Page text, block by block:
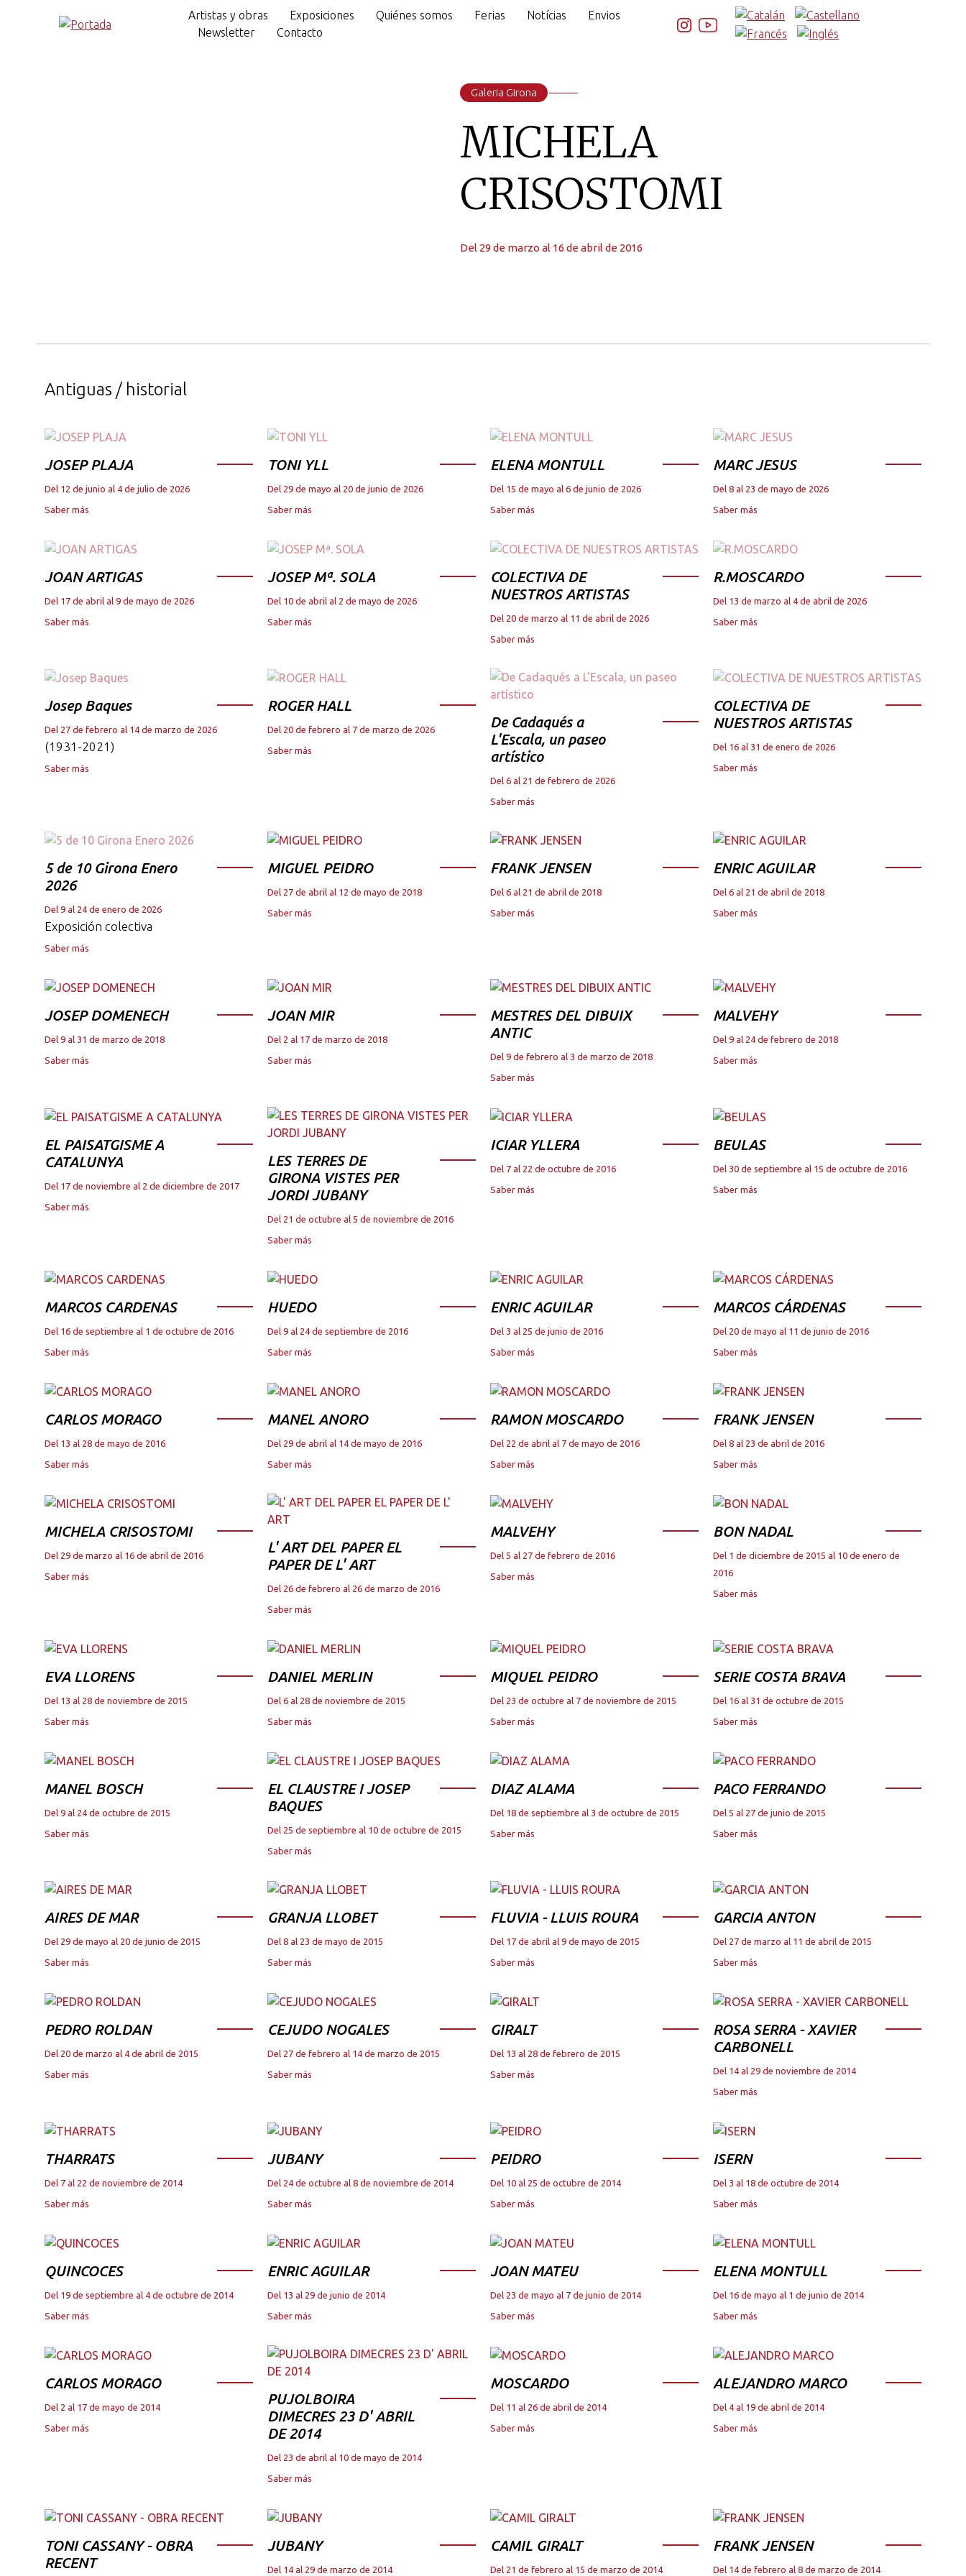
Artistas y obras Exposiciones Quiénes somos Ferias Notícias
Envios
Newsletter
Contacto
Galeria Girona
MICHELA
CRISOSTOMI
Del 29 de marzo al 16 de abril de 2016
Antiguas / historial
JOSEP PLAJA
Del 12 de junio al 4 de julio de 2026
Saber más
TONI YLL
Del 29 de mayo al 20 de junio de 2026
Saber más
ELENA MONTULL
Del 15 de mayo al 6 de junio de 2026
Saber más
MARC JESUS
Del 8 al 23 de mayo de 2026
Saber más
JOAN ARTIGAS
Del 17 de abril al 9 de mayo de 2026
Saber más
JOSEP Mª. SOLA
Del 10 de abril al 2 de mayo de 2026
Saber más
COLECTIVA DE
NUESTROS ARTISTAS
Del 20 de marzo al 11 de abril de 2026
Saber más
R.MOSCARDO
Del 13 de marzo al 4 de abril de 2026
Saber más
Josep Baques
Del 27 de febrero al 14 de marzo de 2026
(1931-2021)
Saber más
ROGER HALL
Del 20 de febrero al 7 de marzo de 2026
Saber más
De Cadaqués a
L'Escala, un paseo
artístico
Del 6 al 21 de febrero de 2026
Saber más
COLECTIVA DE
NUESTROS ARTISTAS
Del 16 al 31 de enero de 2026
Saber más
5 de 10 Girona Enero
2026
Del 9 al 24 de enero de 2026
Exposición colectiva
Saber más
MIGUEL PEIDRO
Del 27 de abril al 12 de mayo de 2018
Saber más
FRANK JENSEN
Del 6 al 21 de abril de 2018
Saber más
ENRIC AGUILAR
Del 6 al 21 de abril de 2018
Saber más
JOSEP DOMENECH
Del 9 al 31 de marzo de 2018
Saber más
JOAN MIR
Del 2 al 17 de marzo de 2018
Saber más
MESTRES DEL DIBUIX
ANTIC
Del 9 de febrero al 3 de marzo de 2018
Saber más
MALVEHY
Del 9 al 24 de febrero de 2018
Saber más
EL PAISATGISME A
CATALUNYA
Del 17 de noviembre al 2 de diciembre de 2017
Saber más
LES TERRES DE
GIRONA VISTES PER
JORDI JUBANY
Del 21 de octubre al 5 de noviembre de 2016
Saber más
ICIAR YLLERA
Del 7 al 22 de octubre de 2016
Saber más
BEULAS
Del 30 de septiembre al 15 de octubre de 2016
Saber más
MARCOS CARDENAS
Del 16 de septiembre al 1 de octubre de 2016
Saber más
HUEDO
Del 9 al 24 de septiembre de 2016
Saber más
ENRIC AGUILAR
Del 3 al 25 de junio de 2016
Saber más
MARCOS CÁRDENAS
Del 20 de mayo al 11 de junio de 2016
Saber más
CARLOS MORAGO
Del 13 al 28 de mayo de 2016
Saber más
MANEL ANORO
Del 29 de abril al 14 de mayo de 2016
Saber más
RAMON MOSCARDO
Del 22 de abril al 7 de mayo de 2016
Saber más
FRANK JENSEN
Del 8 al 23 de abril de 2016
Saber más
MICHELA CRISOSTOMI
Del 29 de marzo al 16 de abril de 2016
Saber más
L' ART DEL PAPER EL
PAPER DE L' ART
Del 26 de febrero al 26 de marzo de 2016
Saber más
MALVEHY
Del 5 al 27 de febrero de 2016
Saber más
BON NADAL
Del 1 de diciembre de 2015 al 10 de enero de
2016
Saber más
EVA LLORENS
Del 13 al 28 de noviembre de 2015
Saber más
DANIEL MERLIN
Del 6 al 28 de noviembre de 2015
Saber más
MIQUEL PEIDRO
Del 23 de octubre al 7 de noviembre de 2015
Saber más
SERIE COSTA BRAVA
Del 16 al 31 de octubre de 2015
Saber más
MANEL BOSCH
Del 9 al 24 de octubre de 2015
Saber más
EL CLAUSTRE I JOSEP
BAQUES
Del 25 de septiembre al 10 de octubre de 2015
Saber más
DIAZ ALAMA
Del 18 de septiembre al 3 de octubre de 2015
Saber más
PACO FERRANDO
Del 5 al 27 de junio de 2015
Saber más
AIRES DE MAR
Del 29 de mayo al 20 de junio de 2015
Saber más
GRANJA LLOBET
Del 8 al 23 de mayo de 2015
Saber más
FLUVIA - LLUIS ROURA
Del 17 de abril al 9 de mayo de 2015
Saber más
GARCIA ANTON
Del 27 de marzo al 11 de abril de 2015
Saber más
PEDRO ROLDAN
Del 20 de marzo al 4 de abril de 2015
Saber más
CEJUDO NOGALES
Del 27 de febrero al 14 de marzo de 2015
Saber más
GIRALT
Del 13 al 28 de febrero de 2015
Saber más
ROSA SERRA - XAVIER
CARBONELL
Del 14 al 29 de noviembre de 2014
Saber más
THARRATS
Del 7 al 22 de noviembre de 2014
Saber más
JUBANY
Del 24 de octubre al 8 de noviembre de 2014
Saber más
PEIDRO
Del 10 al 25 de octubre de 2014
Saber más
ISERN
Del 3 al 18 de octubre de 2014
Saber más
QUINCOCES
Del 19 de septiembre al 4 de octubre de 2014
Saber más
ENRIC AGUILAR
Del 13 al 29 de junio de 2014
Saber más
JOAN MATEU
Del 23 de mayo al 7 de junio de 2014
Saber más
ELENA MONTULL
Del 16 de mayo al 1 de junio de 2014
Saber más
CARLOS MORAGO
Del 2 al 17 de mayo de 2014
Saber más
PUJOLBOIRA
DIMECRES 23 D' ABRIL
DE 2014
Del 23 de abril al 10 de mayo de 2014
Saber más
MOSCARDO
Del 11 al 26 de abril de 2014
Saber más
ALEJANDRO MARCO
Del 4 al 19 de abril de 2014
Saber más
TONI CASSANY - OBRA
RECENT
JUBANY
Del 14 al 29 de marzo de 2014
CAMIL GIRALT
Del 21 de febrero al 15 de marzo de 2014
FRANK JENSEN
Del 14 de febrero al 8 de marzo de 2014